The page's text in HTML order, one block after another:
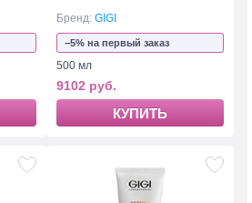
Бренд: GIGI
−5% на первый заказ
500 мл
9102 руб.
КУПИТЬ